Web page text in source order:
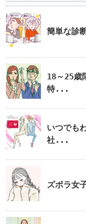
簡単な診
18～25歳
特...
いつでも
社...
ズボラ女